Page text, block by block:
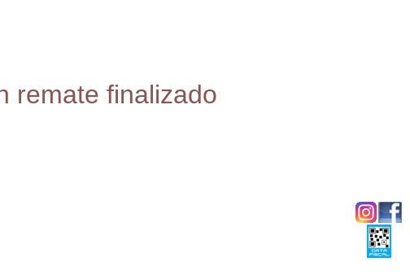
remate finalizado